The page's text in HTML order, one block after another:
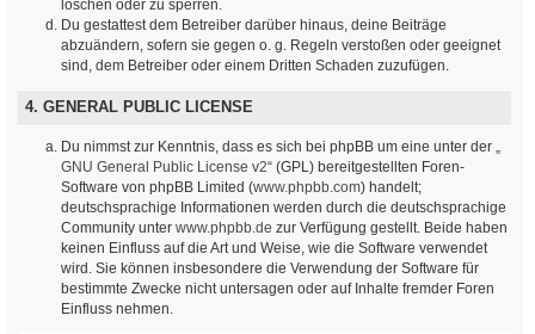
löschen oder zu sperren.
Du gestattest dem Betreiber darüber hinaus, deine Beiträge
abzuändern, sofern sie gegen o. g. Regeln verstoßen oder geeignet
sind, dem Betreiber oder einem Dritten Schaden zuzufügen.
4. GENERAL PUBLIC LICENSE
Du nimmst zur Kenntnis, dass es sich bei phpBB um eine unter der „
GNU General Public License v2“ (GPL) bereitgestellten Foren-
Software von phpBB Limited (www.phpbb.com) handelt;
deutschsprachige Informationen werden durch die deutschsprachige
Community unter www.phpbb.de zur Verfügung gestellt. Beide haben
keinen Einfluss auf die Art und Weise, wie die Software verwendet
wird. Sie können insbesondere die Verwendung der Software für
bestimmte Zwecke nicht untersagen oder auf Inhalte fremder Foren
Einfluss nehmen.